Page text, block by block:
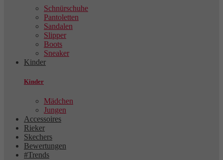
Schnürschuhe
Pantoletten
Sandalen
Slipper
Boots
Sneaker
Kinder
Kinder
Mädchen
Jungen
Accessoires
Rieker
Skechers
Bewertungen
#Trends